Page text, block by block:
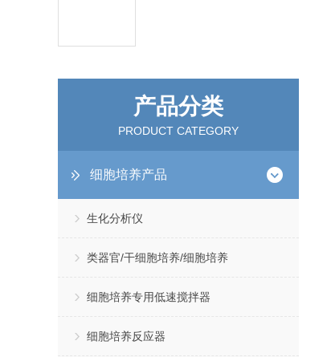
产品分类
PRODUCT CATEGORY
细胞培养产品
生化分析仪
类器官/干细胞培养/细胞培养
细胞培养专用低速搅拌器
细胞培养反应器